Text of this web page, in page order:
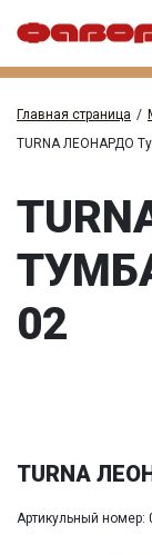
Главная страница /
TURNA ЛЕОНАРДО
02
TURNA
Артикульный номер: